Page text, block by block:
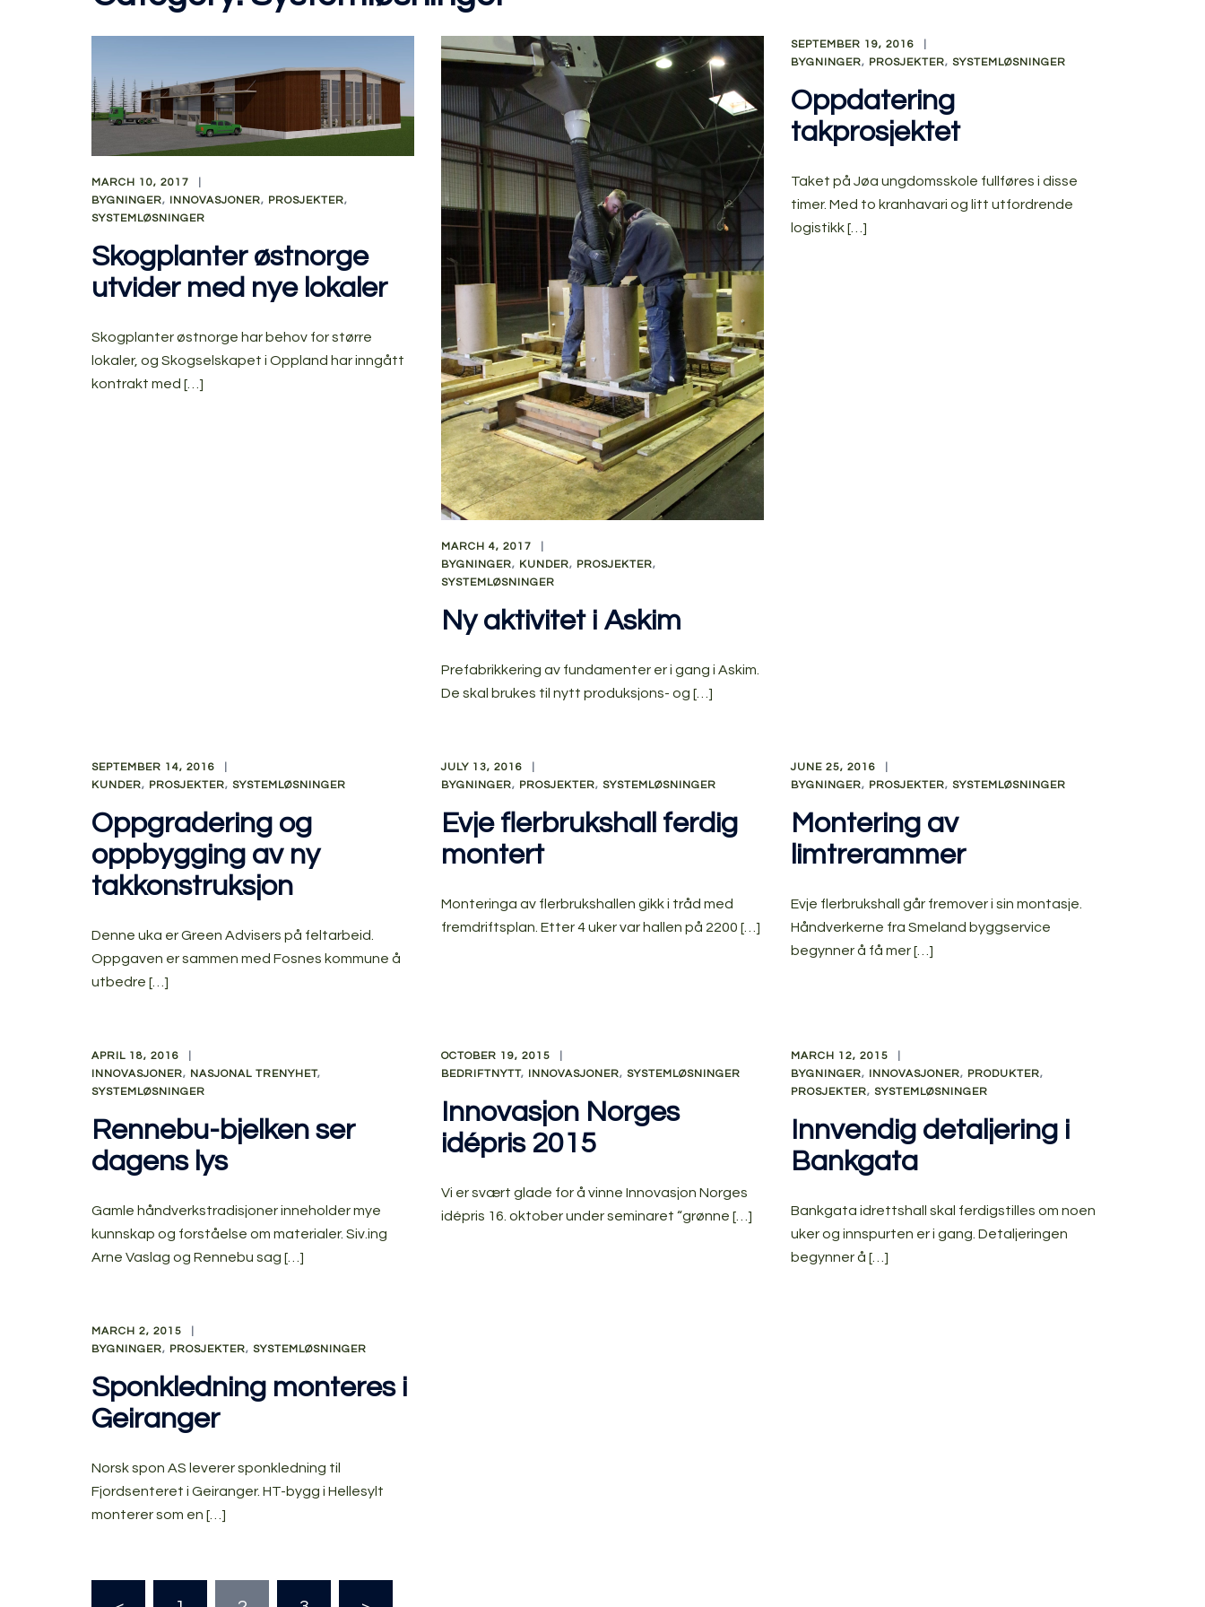
MARCH 10, 2017
BYGNINGER, INNOVASJONER, PROSJEKTER,
SYSTEMLØSNINGER
Skogplanter østnorge
utvider med nye lokaler
Skogplanter østnorge har behov for større
lokaler, og Skogselskapet i Oppland har inngått
kontrakt med […]
MARCH 4, 2017
BYGNINGER, KUNDER, PROSJEKTER,
SYSTEMLØSNINGER
Ny aktivitet i Askim
Prefabrikkering av fundamenter er i gang i Askim.
De skal brukes til nytt produksjons- og […]
SEPTEMBER 19, 2016
BYGNINGER, PROSJEKTER, SYSTEMLØSNINGER
Oppdatering
takprosjektet
Taket på Jøa ungdomsskole fullføres i disse
timer. Med to kranhavari og litt utfordrende
logistikk […]
SEPTEMBER 14, 2016
KUNDER, PROSJEKTER, SYSTEMLØSNINGER
Oppgradering og
oppbygging av ny
takkonstruksjon
Denne uka er Green Advisers på feltarbeid.
Oppgaven er sammen med Fosnes kommune å
utbedre […]
JULY 13, 2016
BYGNINGER, PROSJEKTER, SYSTEMLØSNINGER
Evje flerbrukshall ferdig
montert
Monteringa av flerbrukshallen gikk i tråd med
fremdriftsplan. Etter 4 uker var hallen på 2200 […]
JUNE 25, 2016
BYGNINGER, PROSJEKTER, SYSTEMLØSNINGER
Montering av
limtrerammer
Evje flerbrukshall går fremover i sin montasje.
Håndverkerne fra Smeland byggservice
begynner å få mer […]
APRIL 18, 2016
INNOVASJONER, NASJONAL TRENYHET,
SYSTEMLØSNINGER
Rennebu-bjelken ser
dagens lys
Gamle håndverkstradisjoner inneholder mye
kunnskap og forståelse om materialer. Siv.ing
Arne Vaslag og Rennebu sag […]
OCTOBER 19, 2015
BEDRIFTNYTT, INNOVASJONER, SYSTEMLØSNINGER
Innovasjon Norges
idépris 2015
Vi er svært glade for å vinne Innovasjon Norges
idépris 16. oktober under seminaret “grønne […]
MARCH 12, 2015
BYGNINGER, INNOVASJONER, PRODUKTER,
PROSJEKTER, SYSTEMLØSNINGER
Innvendig detaljering i
Bankgata
Bankgata idrettshall skal ferdigstilles om noen
uker og innspurten er i gang. Detaljeringen
begynner å […]
MARCH 2, 2015
BYGNINGER, PROSJEKTER, SYSTEMLØSNINGER
Sponkledning monteres i
Geiranger
Norsk spon AS leverer sponkledning til
Fjordsenteret i Geiranger. HT-bygg i Hellesylt
monterer som en […]